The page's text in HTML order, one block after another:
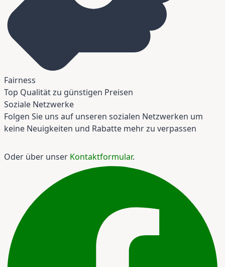
Fairness
Top Qualität zu günstigen Preisen
Soziale Netzwerke
Folgen Sie uns auf unseren sozialen Netzwerken um
keine Neuigkeiten und Rabatte mehr zu verpassen
Oder über unser Kontaktformular.